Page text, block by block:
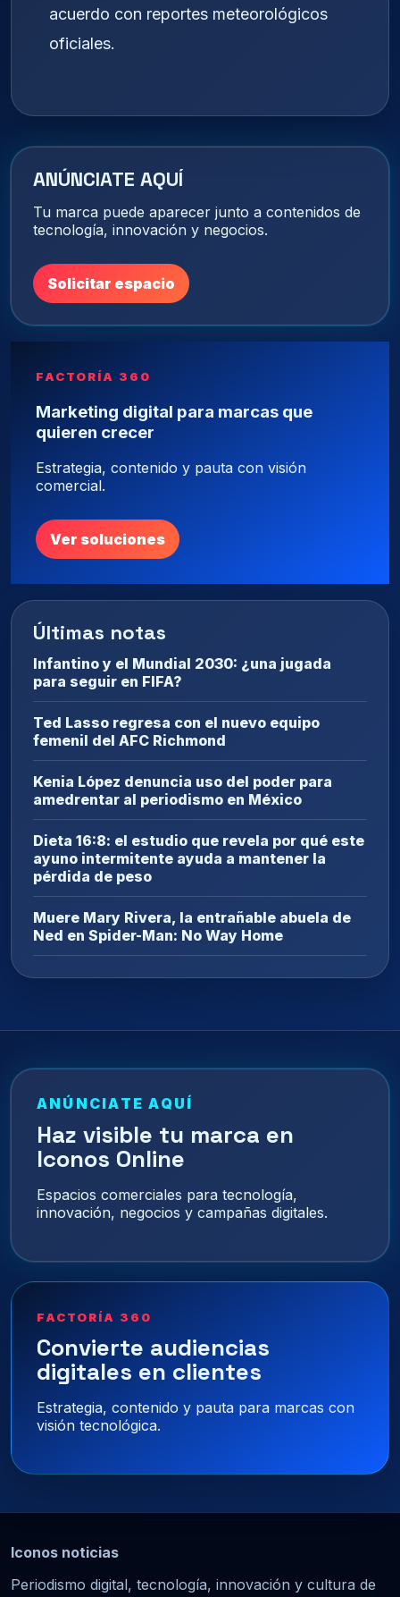
acuerdo con reportes meteorológicos
oficiales.
ANÚNCIATE AQUÍ
Tu marca puede aparecer junto a contenidos de
tecnología, innovación y negocios.
Solicitar espacio
FACTORÍA 360
Marketing digital para marcas que
quieren crecer
Estrategia, contenido y pauta con visión
comercial.
Ver soluciones
Últimas notas
Infantino y el Mundial 2030: ¿una jugada
para seguir en FIFA?
Ted Lasso regresa con el nuevo equipo
femenil del AFC Richmond
Kenia López denuncia uso del poder para
amedrentar al periodismo en México
Dieta 16:8: el estudio que revela por qué este
ayuno intermitente ayuda a mantener la
pérdida de peso
Muere Mary Rivera, la entrañable abuela de
Ned en Spider-Man: No Way Home
ANÚNCIATE AQUÍ
Haz visible tu marca en
Iconos Online
Espacios comerciales para tecnología,
innovación, negocios y campañas digitales.
FACTORÍA 360
Convierte audiencias
digitales en clientes
Estrategia, contenido y pauta para marcas con
visión tecnológica.
Iconos noticias
Periodismo digital, tecnología, innovación y cultura de